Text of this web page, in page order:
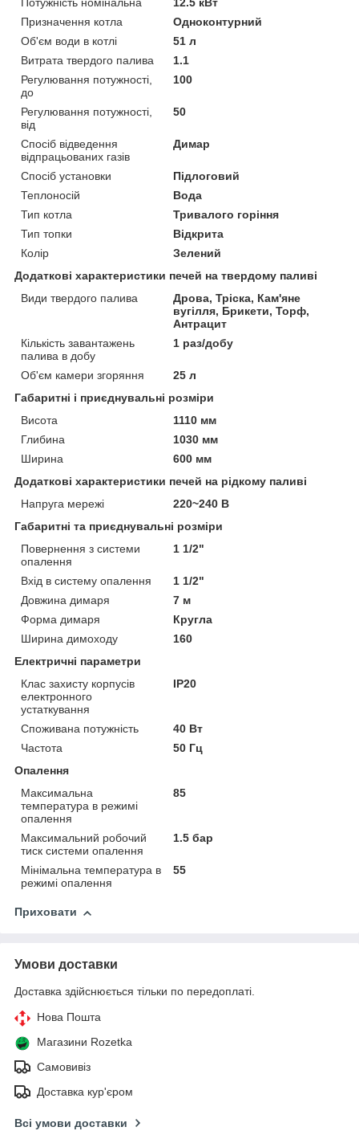
Потужність номінальна
12.5 кВт
Призначення котла
Одноконтурний
Об'єм води в котлі
51 л
Витрата твердого палива
1.1
Регулювання потужності,
до
100
Регулювання потужності,
від
50
Спосіб відведення
відпрацьованих газів
Димар
Спосіб установки
Підлоговий
Теплоносій
Вода
Тип котла
Тривалого горіння
Тип топки
Відкрита
Колір
Зелений
Додаткові характеристики печей на твердому паливі
Види твердого палива
Дрова, Тріска, Кам'яне
вугілля, Брикети, Торф,
Антрацит
Кількість завантажень
палива в добу
1 раз/добу
Об'єм камери згоряння
25 л
Габаритні і приєднувальні розміри
Висота
1110 мм
Глибина
1030 мм
Ширина
600 мм
Додаткові характеристики печей на рідкому паливі
Напруга мережі
220~240 В
Габаритні та приєднувальні розміри
Повернення з системи
опалення
1 1/2"
Вхід в систему опалення
1 1/2"
Довжина димаря
7 м
Форма димаря
Кругла
Ширина димоходу
160
Електричні параметри
Клас захисту корпусів
електронного
устаткування
IP20
Споживана потужність
40 Вт
Частота
50 Гц
Опалення
Максимальна
температура в режимі
опалення
85
Максимальний робочий
тиск системи опалення
1.5 бар
Мінімальна температура в
режимі опалення
55
Приховати
Умови доставки
Доставка здійснюється тільки по передоплаті.
Нова Пошта
Магазини Rozetka
Самовивіз
Доставка кур'єром
Всі умови доставки